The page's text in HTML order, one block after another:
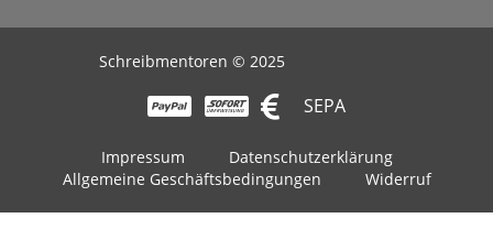
Schreibmentoren © 2025
SEPA
Impressum
Datenschutzerklärung
Allgemeine Geschäftsbedingungen
Widerruf